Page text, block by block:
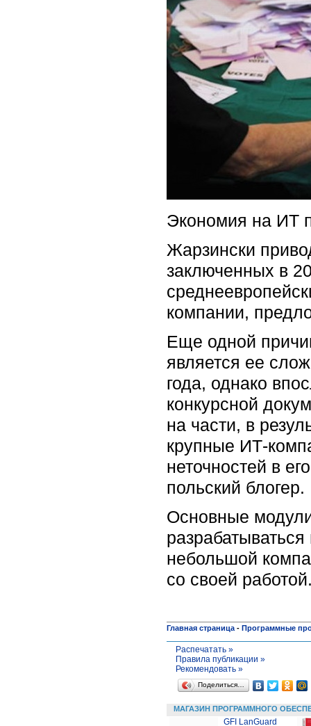
Экономия на ИТ
Жарзински
заключенных в
компании,
Еще одной
является ее
года, однако
конкурсной
на части, в
крупные ИТ-
неточностей в
польский блогер.
Основные
небольшой
со своей
Главная страница - Программные
Распечатать »
Правила публикации »
Рекомендовать »
Поделиться…
МАГАЗИН ПРОГРАММНОГО
GFI LanGuard